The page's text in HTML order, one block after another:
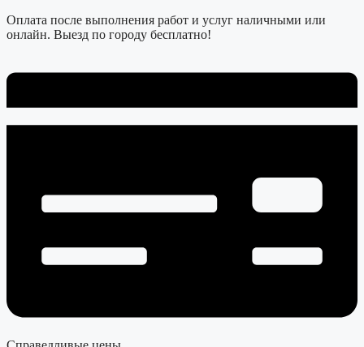
Оплата после выполнения работ и услуг наличными или
онлайн. Выезд по городу бесплатно!